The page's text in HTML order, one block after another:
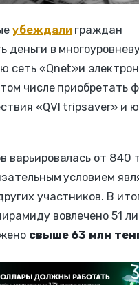
убеждалиграждан
деньги в
сеть «Qnet»и
числе приобретать
«QVI tripsavеr» и
варьировалась от 840
условием
участников. В
вовлечено 51
свыше 63 млн